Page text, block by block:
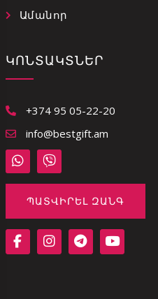
Ամանոր
ԿՈՆՏԱԿՏՆԵՐ
+374 95 05-22-20
info@bestgift.am
ՊԱՏՎԻՐԵԼ ԶԱՆԳ